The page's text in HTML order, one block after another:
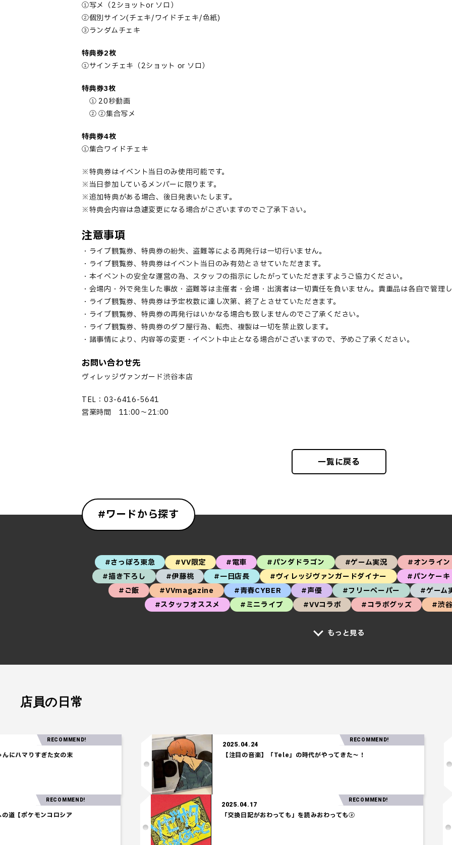
①写メ（2ショットor ソロ）
②個別サイン(チェキ/ワイドチェキ/色紙)
③ランダムチェキ
特典券2枚
①サインチェキ（2ショット or ソロ）
特典券3枚
① 20秒動画
② ②集合写メ
特典券4枚
①集合ワイドチェキ
※特典券はイベント当日のみ使用可能です。
※当日参加しているメンバーに限ります。
※追加特典がある場合、後日発表いたします。
※特典会内容は急遽変更になる場合がございますのでご了承下さい。
注意事項
・ライブ観覧券、特典券の紛失、盗難等による再発行は一切行いません。
・ライブ観覧券、特典券はイベント当日のみ有効とさせていただきます。
・本イベントの安全な運営の為、スタッフの指示にしたがっていただきますようご協力ください。
・会場内・外で発生した事故・盗難等は主催者・会場・出演者は一切責任を負いません。貴重品は各自で管理
・ライブ観覧券、特典券は予定枚数に達し次第、終了とさせていただきます。
・ライブ観覧券、特典券の再発行はいかなる場合も致しませんのでご了承ください。
・ライブ観覧券、特典券のダフ屋行為、転売、複製は一切を禁止致します。
・諸事情により、内容等の変更・イベント中止となる場合がございますので、予めご了承ください。
お問い合わせ先
ヴィレッジヴァンガード渋谷本店
TEL：03-6416-5641
営業時間 11:00～21:00
一覧に戻る
#ワードから探す
#さっぽろ東急 #VV限定 #電車 #パンダドラゴン #ゲーム実況 #オンライン
#描き下ろし
#伊藤桃 #一日店長 #ヴィレッジヴァンガードダイナー #パンケーキ
#ご飯
#VVmagazine #青春CYBER #声優 #フリーペーパー #ゲーム
#スタッフオススメ
#ミニライブ #VVコラボ #コラボグッズ #渋
もっと見る
店員の日常
た女の末
RECOMMEND!
2025.04.24
【注目の音楽】「Tele」の時代がやってきた～！
RECOMMEND!
オウ獲得への道【ポケモンコロシア
RECOMMEND!
「交換日記がおわっても」を読みおわっても②
RECOMMEND!